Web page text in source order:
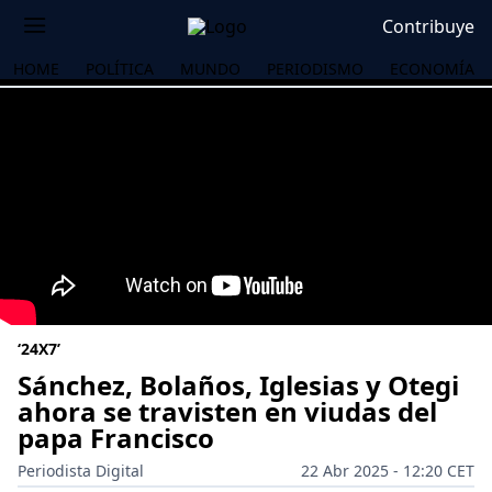
Contribuye
HOME POLÍTICA MUNDO PERIODISMO ECONOMÍA
‘24X7’
Sánchez, Bolaños, Iglesias y Otegi
ahora se travisten en viudas del
papa Francisco
Periodista Digital
22 Abr 2025 - 12:20 CET